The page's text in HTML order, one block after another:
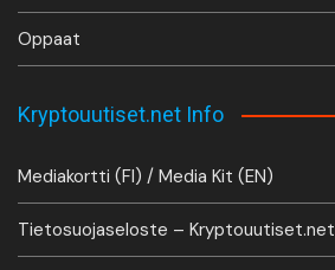
Oppaat
Kryptouutiset.net Info
Mediakortti (FI) / Media Kit (EN)
Tietosuojaseloste – Kryptouutiset.net